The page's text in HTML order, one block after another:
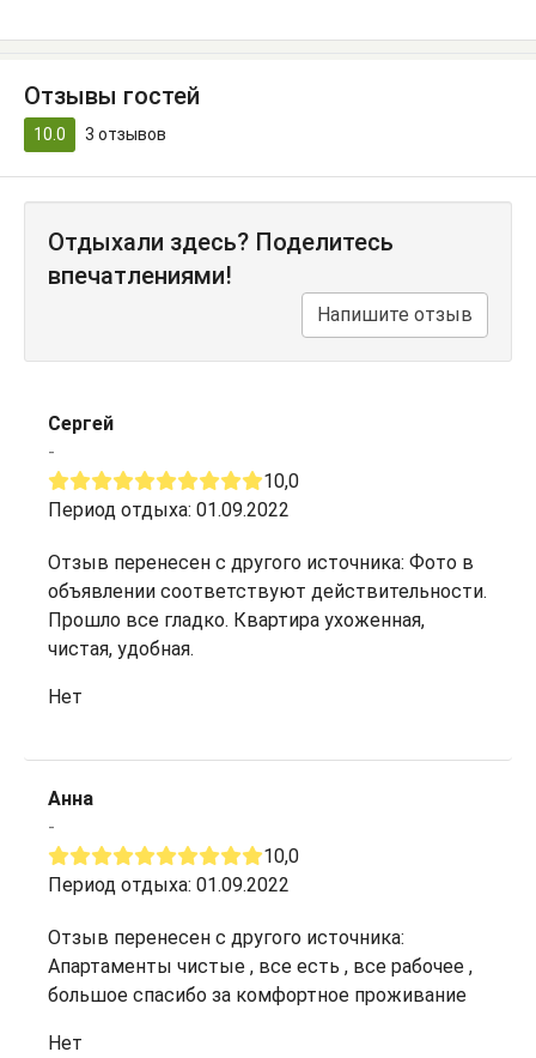
Отзывы гостей
10.0 3 отзывов
Отдыхали здесь? Поделитесь
впечатлениями!
Напишите отзыв
Сергей
-
10,0
Период отдыха: 01.09.2022
Отзыв перенесен с другого источника: Фото в
объявлении соответствуют действительности.
Прошло все гладко. Квартира ухоженная,
чистая, удобная.
Нет
Анна
-
10,0
Период отдыха: 01.09.2022
Отзыв перенесен с другого источника:
Апартаменты чистые , все есть , все рабочее ,
большое спасибо за комфортное проживание
Нет